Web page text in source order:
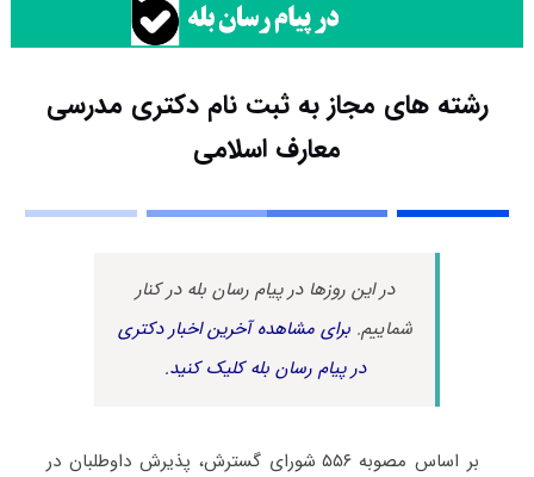
رشته های مجاز به ثبت نام دکتری مدرسی
معارف اسلامی
در این روزها در پیام رسان بله در کنار
شماییم.برای مشاهده آخرین اخبار دکتری
در پیام رسان بله کلیک کنید.
بر اساس مصوبه ۵۵۶ شورای گسترش، پذیرش داوطلبان در